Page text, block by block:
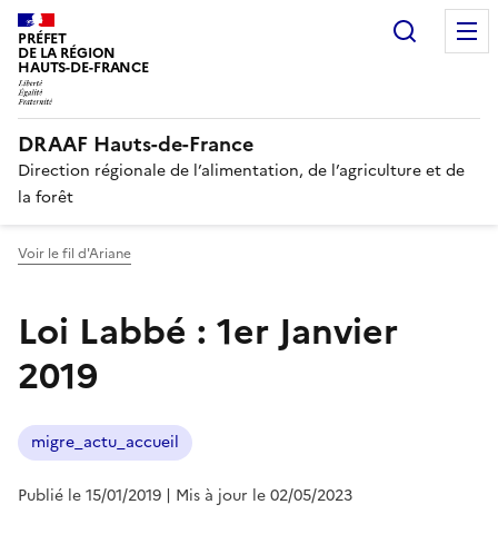
PRÉFET
DE LA RÉGION
HAUTS-DE-FRANCE
DRAAF Hauts-de-France
Direction régionale de l’alimentation, de l’agriculture et de
la forêt
Voir le fil d'Ariane
Loi Labbé : 1er Janvier
2019
migre_actu_accueil
Publié le 15/01/2019 | Mis à jour le 02/05/2023